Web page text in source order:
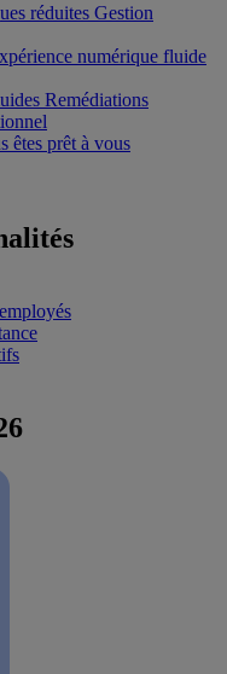
réduites Gestion
numérique fluide
Remédiations
êtes prêt à vous